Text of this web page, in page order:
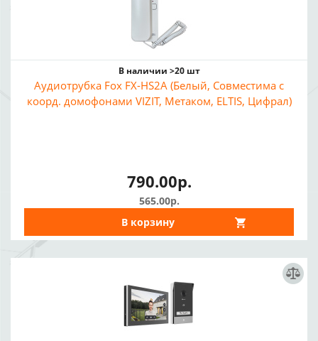
В наличии >20 шт
Аудиотрубка Fox FX-HS2A (Белый, Совместима с
коорд. домофонами VIZIT, Метаком, ELTIS, Цифрал)
790.00р.
565.00р.
В корзину